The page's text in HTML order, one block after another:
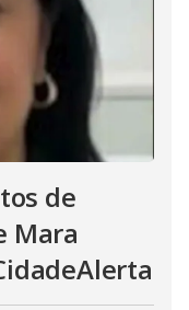
de
Mara